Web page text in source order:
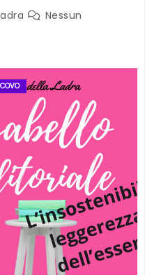
Nessun